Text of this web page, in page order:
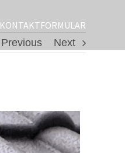
KONTAKTFORMULAR
Previous
Next